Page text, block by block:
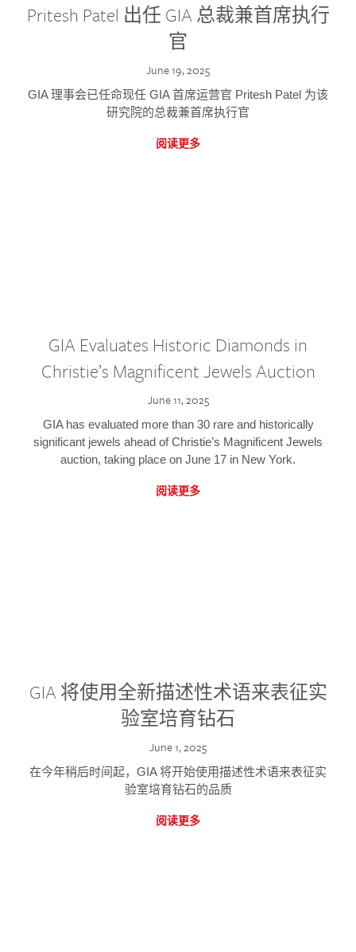
Pritesh Patel 出任 GIA 总裁兼首席执行
官
June 19, 2025
GIA 理事会已任命现任 GIA 首席运营官 Pritesh Patel 为该
研究院的总裁兼首席执行官
阅读更多
GIA Evaluates Historic Diamonds in
Christie’s Magnificent Jewels Auction
June 11, 2025
GIA has evaluated more than 30 rare and historically
significant jewels ahead of Christie’s Magnificent Jewels
auction, taking place on June 17 in New York.
阅读更多
GIA 将使用全新描述性术语来表征实
验室培育钻石
June 1, 2025
在今年稍后时间起，GIA 将开始使用描述性术语来表征实
验室培育钻石的品质
阅读更多